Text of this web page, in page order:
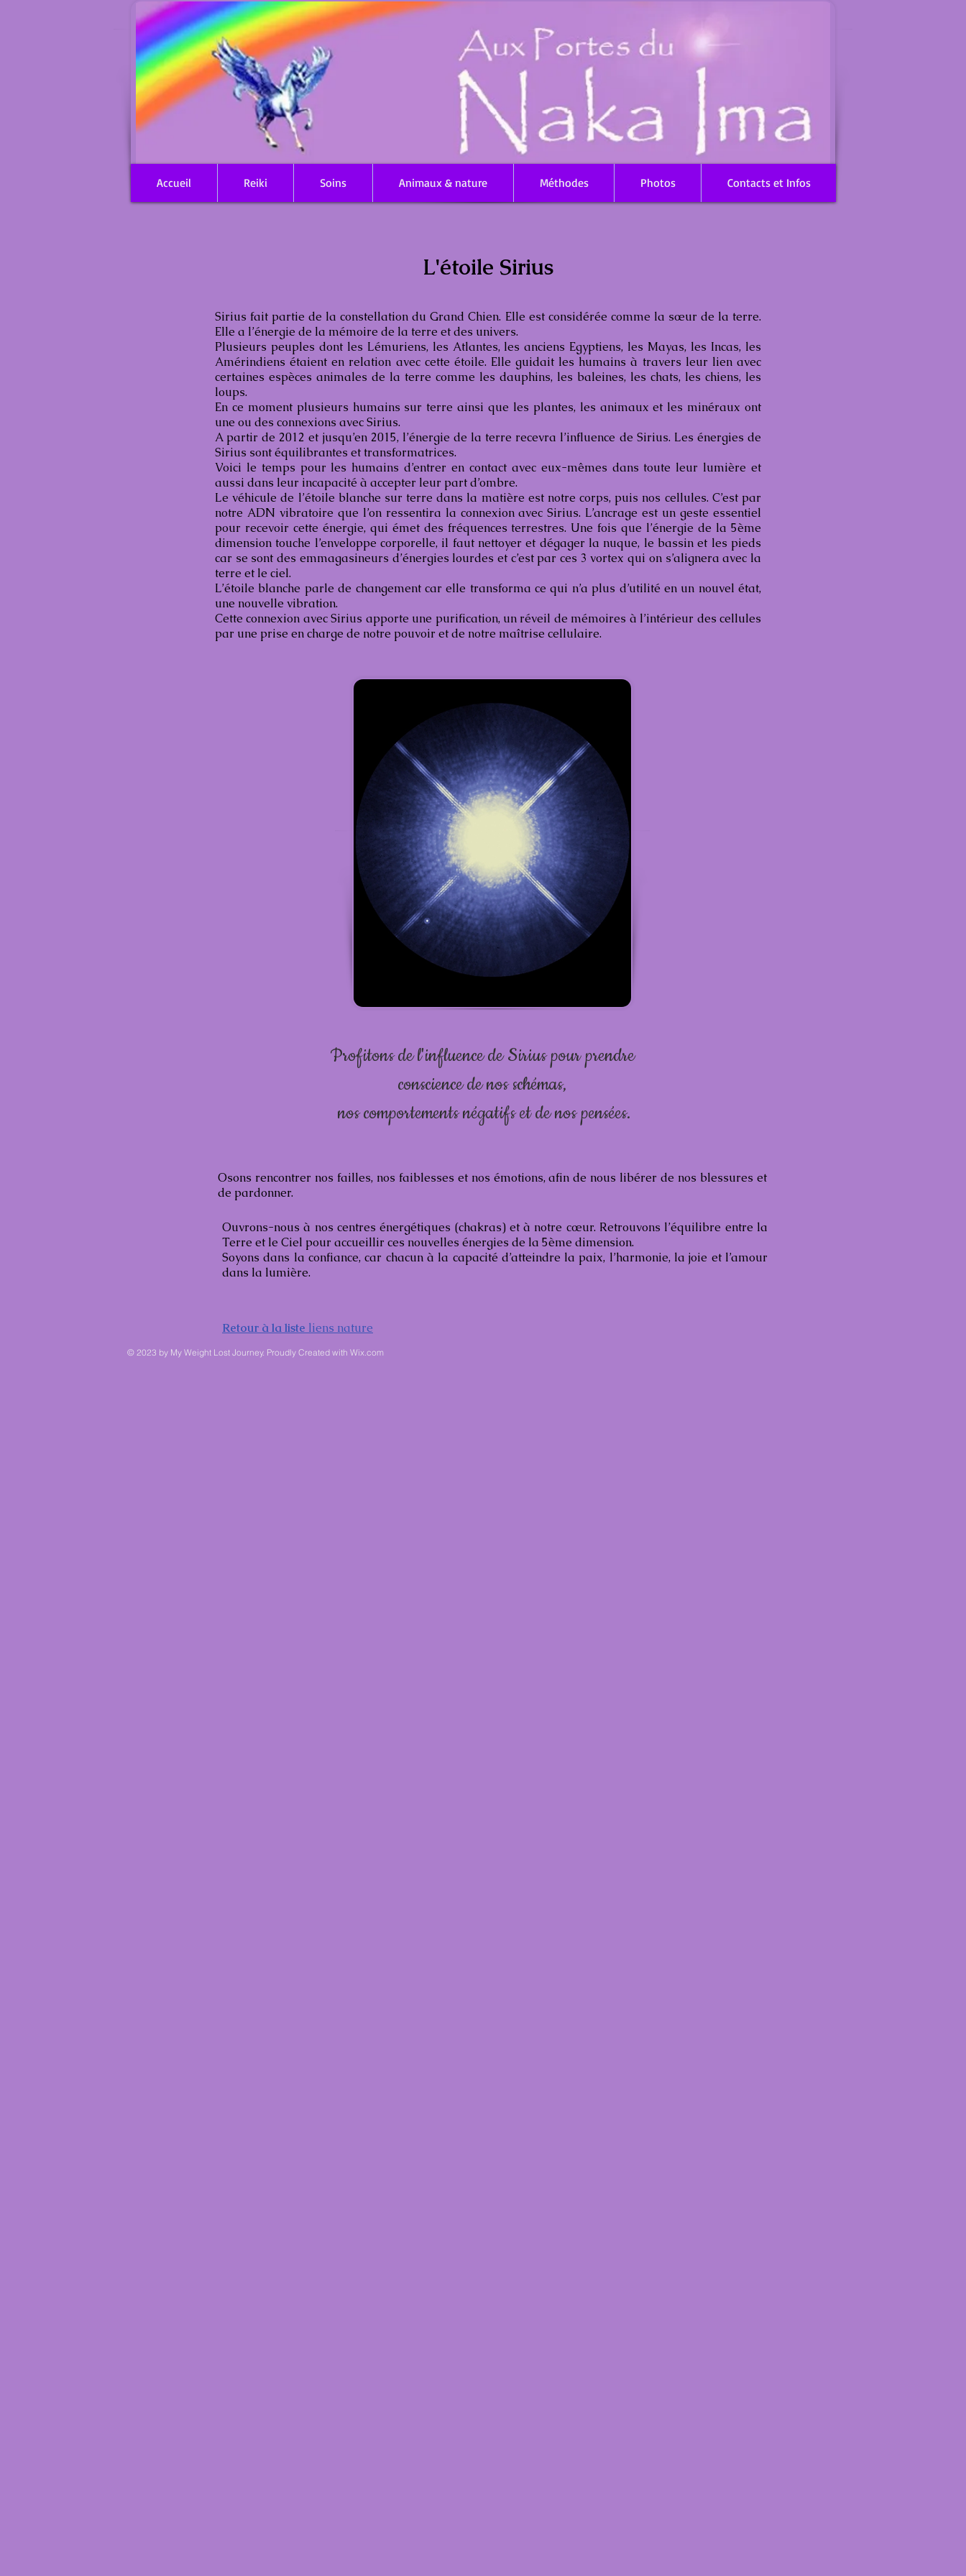
Accueil Reiki Soins Animaux & nature Méthodes Photos Contacts et Infos
L'étoile Sirius
Sirius fait partie de la constellation du Grand Chien. Elle est considérée comme la sœur de la terre.
Elle a l’énergie de la mémoire de la terre et des univers.
Plusieurs peuples dont les Lémuriens, les Atlantes, les anciens Egyptiens, les Mayas, les Incas, les
Amérindiens étaient en relation avec cette étoile. Elle guidait les humains à travers leur lien avec
certaines espèces animales de la terre comme les dauphins, les baleines, les chats, les chiens, les
loups.
En ce moment plusieurs humains sur terre ainsi que les plantes, les animaux et les minéraux ont
une ou des connexions avec Sirius.
A partir de 2012 et jusqu’en 2015, l’énergie de la terre recevra l’influence de Sirius. Les énergies de
Sirius sont équilibrantes et transformatrices.
Voici le temps pour les humains d’entrer en contact avec eux-mêmes dans toute leur lumière et
aussi dans leur incapacité à accepter leur part d’ombre.
Le véhicule de l’étoile blanche sur terre dans la matière est notre corps, puis nos cellules. C’est par
notre ADN vibratoire que l’on ressentira la connexion avec Sirius. L’ancrage est un geste essentiel
pour recevoir cette énergie, qui émet des fréquences terrestres. Une fois que l’énergie de la 5ème
dimension touche l’enveloppe corporelle, il faut nettoyer et dégager la nuque, le bassin et les pieds
car se sont des emmagasineurs d’énergies lourdes et c’est par ces 3 vortex qui on s’alignera avec la
terre et le ciel.
L’étoile blanche parle de changement car elle transforma ce qui n’a plus d’utilité en un nouvel état,
une nouvelle vibration.
Cette connexion avec Sirius apporte une purification, un réveil de mémoires à l’intérieur des cellules
par une prise en charge de notre pouvoir et de notre maîtrise cellulaire.
Profitons de l'influence de Sirius pour prendre
conscience de nos schémas,
nos comportements négatifs et de nos pensées.
Osons rencontrer nos failles, nos faiblesses et nos émotions, afin de nous libérer de nos blessures et
de pardonner.
Ouvrons-nous à nos centres énergétiques (chakras) et à notre cœur. Retrouvons l’équilibre entre la
Terre et le Ciel pour accueillir ces nouvelles énergies de la 5ème dimension.
Soyons dans la confiance, car chacun à la capacité d’atteindre la paix, l’harmonie, la joie et l’amour
dans la lumière.
Retour à la liste liens nature
© 2023 by My Weight Lost Journey. Proudly Created with Wix.com